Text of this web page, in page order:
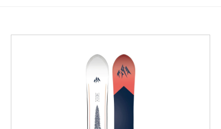
特定商取引に関する表示